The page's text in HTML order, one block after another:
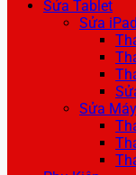
Sửa Tablet
Sửa iPad
Sửa